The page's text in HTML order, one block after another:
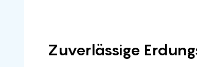
Zuverlässige